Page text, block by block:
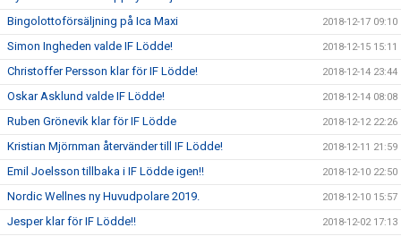
Bingolottoförsäljning på Ica Maxi 2018-12-17 09:10
Simon Ingheden valde IF Lödde! 2018-12-15 15:11
Christoffer Persson klar för IF Lödde! 2018-12-14 23:44
Oskar Asklund valde IF Lödde! 2018-12-14 08:08
Ruben Grönevik klar för IF Lödde 2018-12-12 22:26
Kristian Mjörnman återvänder till IF Lödde! 2018-12-11 21:59
Emil Joelsson tillbaka i IF Lödde igen!! 2018-12-10 22:50
Nordic Wellnes ny Huvudpolare 2019. 2018-12-10 15:57
Jesper klar för IF Lödde!! 2018-12-02 17:13